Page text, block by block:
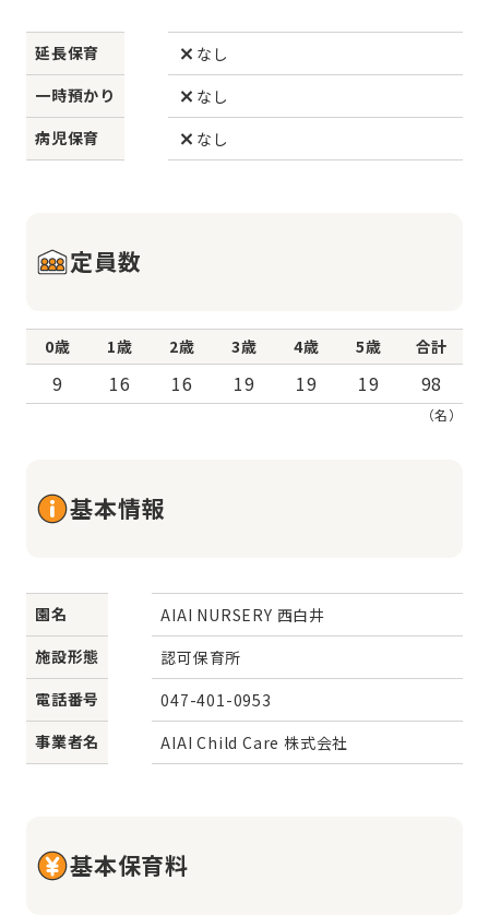
延長保育
なし
一時預かり
なし
病児保育
なし
定員数
0歳 1歳 2歳 3歳 4歳 5歳 合計
9 16 16 19 19 19 98
（名）
基本情報
園名
AIAI NURSERY 西白井
施設形態
認可保育所
電話番号
047-401-0953
事業者名
AIAI Child Care 株式会社
基本保育料